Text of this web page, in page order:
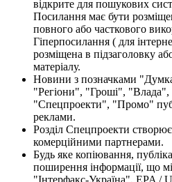
відкрите для пошукових
Посилання має бути
повного або часткового
Гіперпосилання ( для
розміщена в підзаголовку
матеріалу.
Новини з позначками
"Регіони", "Гроші",
"Спецпроекти", "Промо"
реклами.
Розділ Спецпроекти
комерційними партнерами.
Будь яке копіювання,
поширення інформації, що
"Інтерфакс-Україна", EPA /